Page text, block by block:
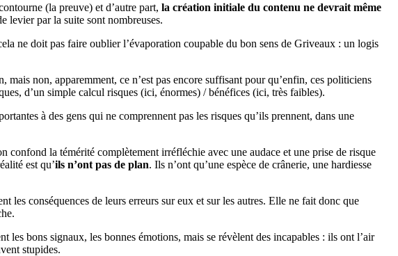
(la preuve) et d’autre part, la création initiale du contenu ne devrait même
levier par la suite sont nombreuses.
ne doit pas faire oublier l’évaporation coupable du bon sens de Griveaux : un logis
non, apparemment, ce n’est pas encore suffisant pour qu’enfin, ces politiciens
d’un simple calcul risques (ici, énormes) / bénéfices (ici, très faibles).
à des gens qui ne comprennent pas les risques qu’ils prennent, dans une
la témérité complètement irréfléchie avec une audace et une prise de risque
est qu’ils n’ont pas de plan. Ils n’ont qu’une espèce de crânerie, une hardiesse
les conséquences de leurs erreurs sur eux et sur les autres. Elle ne fait donc que
les bons signaux, les bonnes émotions, mais se révèlent des incapables : ils ont l’air
stupides.